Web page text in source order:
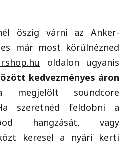
őszig várni az Anker-
már most körülnézned
oldalon ugyanis
kedvezményes áron
soundcore
szeretnéd feldobni a
hangzását, vagy
keresel a nyári kerti